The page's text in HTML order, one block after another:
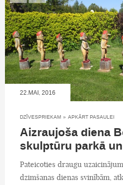
22.MAI, 2016
DZĪVESPRIEKAM » APKĀRT PASAULEI
Aizraujoša diena
skulptūru parkā
Pateicoties draugu
dzimšanas dienas svinībām,